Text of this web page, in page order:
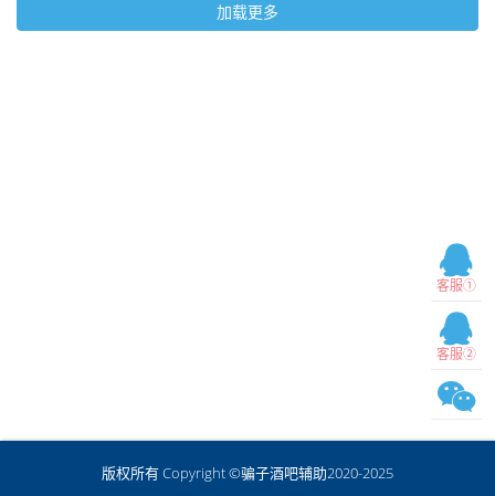
客服①
客服②
加载更多
版权所有 Copyright ©骗子酒吧辅助2020-2025